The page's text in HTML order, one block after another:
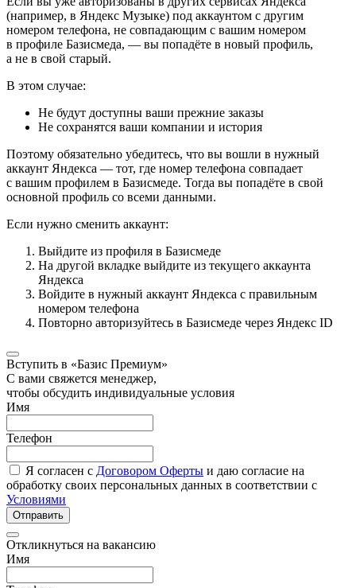
(например, в Яндекс Музыке) под аккаунтом с другим
номером телефона, не совпадающим с вашим номером
в профиле Базисмеда, — вы попадёте в новый профиль,
а не в свой старый.
В этом случае:
Не будут доступны ваши прежние заказы
Не сохранятся ваши компании и история
Поэтому обязательно убедитесь, что вы вошли в нужный
аккаунт Яндекса — тот, где номер телефона совпадает
с вашим профилем в Базисмеде. Тогда вы попадёте в свой
основной профиль со всеми данными.
Если нужно сменить аккаунт:
Выйдите из профиля в Базисмеде
На другой вкладке выйдите из текущего аккаунта
Яндекса
Войдите в нужный аккаунт Яндекса с правильным
номером телефона
Повторно авторизуйтесь в Базисмеде через Яндекс ID
Вступить в «Базис Премиум»
С вами свяжется менеджер,
чтобы обсудить индивидуальные условия
Имя
Телефон
Я согласен с Договором Оферты и даю согласие на
обработку своих персональных данных в соответствии с
Условиями
Отправить
Откликнуться на вакансию
Имя